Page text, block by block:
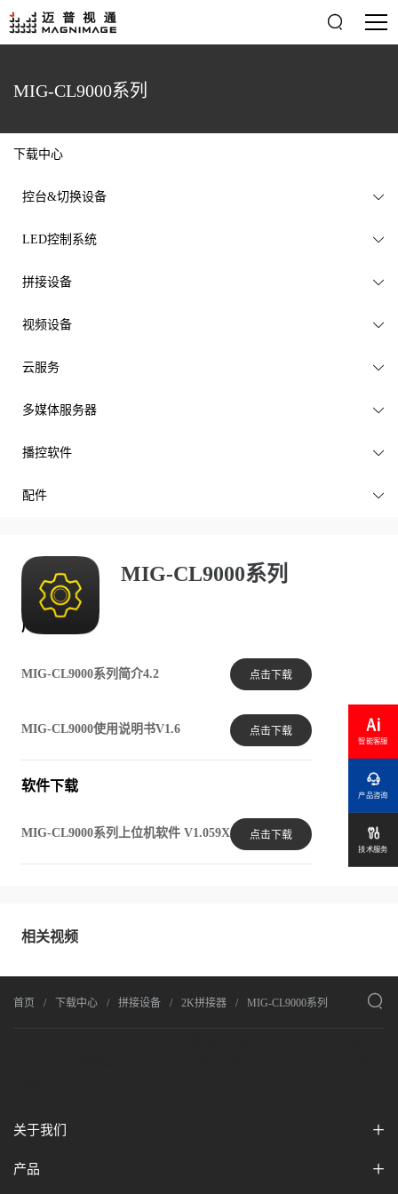

MIG-CL9000系列
下载中心
控台&切换设备 
LED控制系统 
拼接设备 
视频设备 
云服务 
多媒体服务器 
播控软件 
配件 
MIG-CL9000系列
产品文档
MIG-CL9000系列简介4.2 点击下载
MIG-CL9000使用说明书V1.6 点击下载
软件下载
MIG-CL9000系列上位机软件 V1.059X 点击下载
相关视频
首页 下载中心 拼接设备 2K拼接器 MIG-CL9000系列 
关于我们
产品
智能客服

产品咨询

技术服务